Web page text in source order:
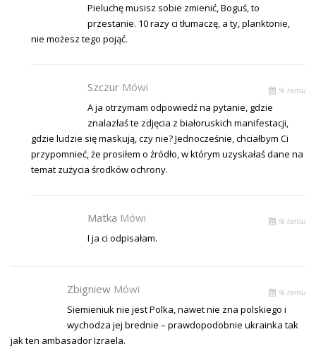
Pieluchę musisz sobie zmienić, Boguś, to
przestanie. 10 razy ci tłumaczę, a ty, planktonie,
nie możesz tego pojąć.
Szczur Mówi % temu
A ja otrzymam odpowiedź na pytanie, gdzie
znalazłaś te zdjęcia z białoruskich manifestacji,
gdzie ludzie się maskują, czy nie? Jednocześnie, chciałbym Ci
przypomnieć, że prosiłem o źródło, w którym uzyskałaś dane na
temat zużycia środków ochrony.
Matka Mówi % temu
I ja ci odpisałam.
Zbigniew Mówi % temu
Siemieniuk nie jest Polka, nawet nie zna polskiego i
wychodza jej brednie – prawdopodobnie ukrainka tak
jak ten ambasador Izraela.